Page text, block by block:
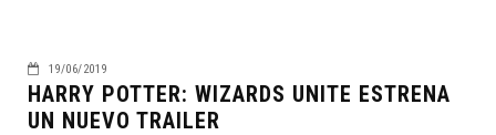
19/06/2019
HARRY POTTER: WIZARDS UNITE ESTRENA
UN NUEVO TRAILER